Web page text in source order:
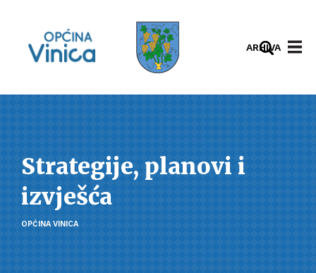
ARHIVA
Strategije, planovi i
izvješća
OPĆINA VINICA